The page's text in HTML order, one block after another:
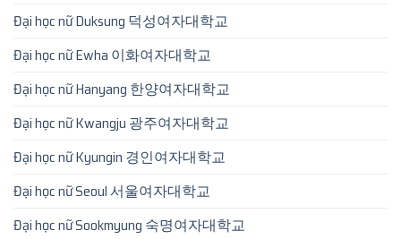
Đại học nữ Duksung 덕성여자대학교
Đại học nữ Ewha 이화여자대학교
Đại học nữ Hanyang 한양여자대학교
Đại học nữ Kwangju 광주여자대학교
Đại học nữ Kyungin 경인여자대학교
Đại học nữ Seoul 서울여자대학교
Đại học nữ Sookmyung 숙명여자대학교